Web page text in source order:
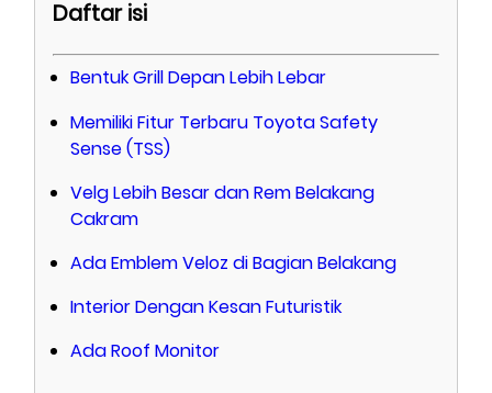
Daftar isi
Bentuk Grill Depan Lebih Lebar
Memiliki Fitur Terbaru Toyota Safety
Sense (TSS)
Velg Lebih Besar dan Rem Belakang
Cakram
Ada Emblem Veloz di Bagian Belakang
Interior Dengan Kesan Futuristik
Ada Roof Monitor